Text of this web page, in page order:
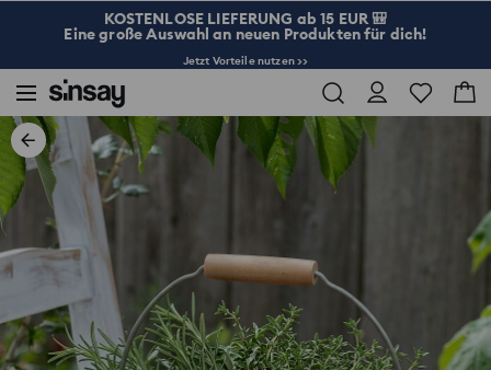
KOSTENLOSE LIEFERUNG ab 15 EUR 🎒
Eine große Auswahl an neuen Produkten für dich!
Jetzt Vorteile nutzen >>